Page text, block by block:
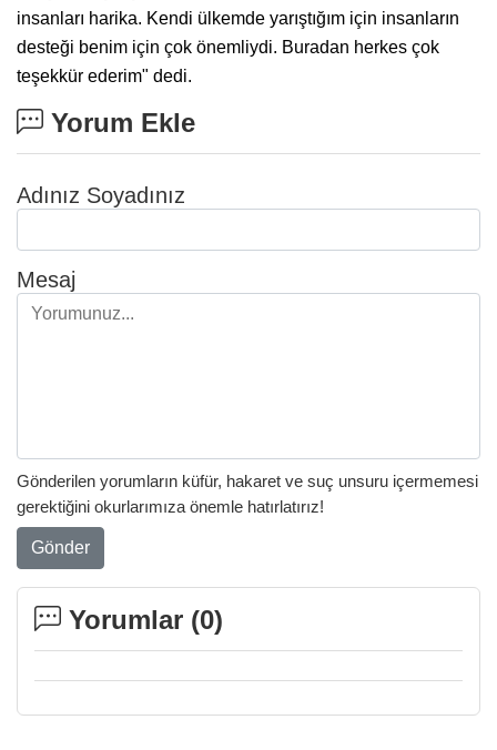
insanları harika. Kendi ülkemde yarıştığım için insanların
desteği benim için çok önemliydi. Buradan herkes çok
teşekkür ederim" dedi.
Yorum Ekle
Adınız Soyadınız
Mesaj
Gönderilen yorumların küfür, hakaret ve suç unsuru içermemesi
gerektiğini okurlarımıza önemle hatırlatırız!
Gönder
Yorumlar (0)